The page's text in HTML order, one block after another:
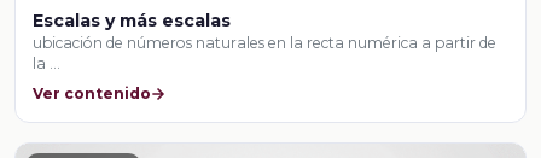
Escalas y más escalas
ubicación de números naturales en la recta numérica a partir de
la …
Ver contenido